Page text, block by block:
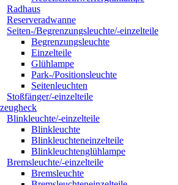
Radhaus
Reserveradwanne
Seiten-/Begrenzungsleuchte/-einzelteile
Begrenzungsleuchte
Einzelteile
Glühlampe
Park-/Positionsleuchte
Seitenleuchten
Stoßfänger/-einzelteile
Blinkleuchte/-einzelteile
Blinkleuchte
Blinkleuchteneinzelteile
Blinkleuchtenglühlampe
Bremsleuchte/-einzelteile
Bremsleuchte